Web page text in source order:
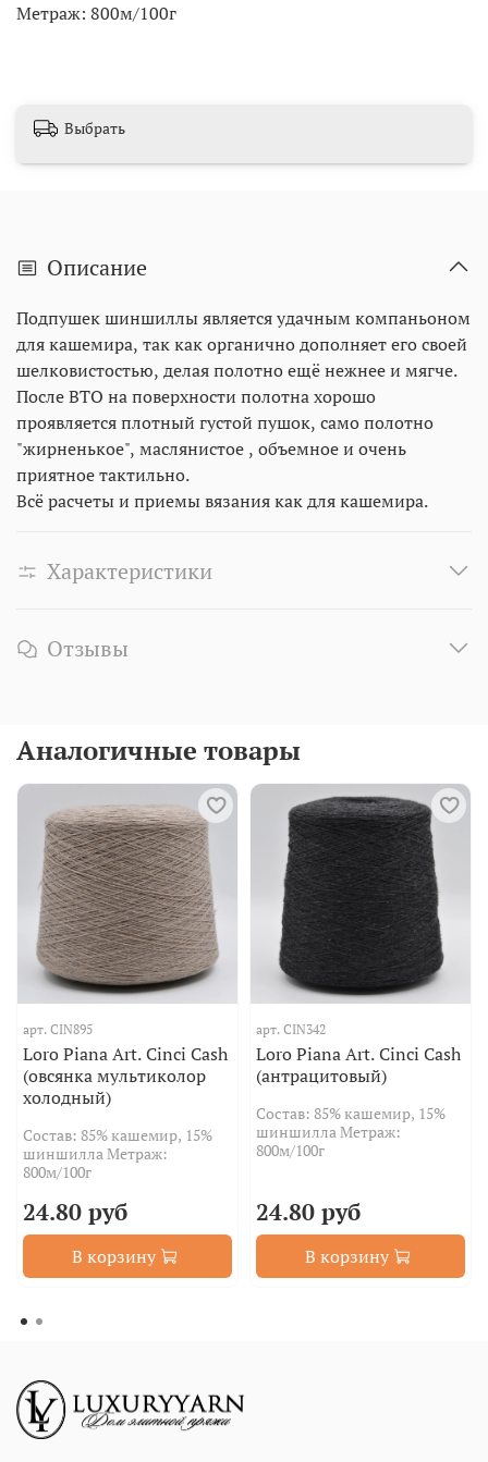
Метраж: 800м/100г
Выбрать
Описание
Подпушек шиншиллы является удачным компаньоном
для кашемира, так как органично дополняет его своей
шелковистостью, делая полотно ещё нежнее и мягче.
После ВТО на поверхности полотна хорошо
проявляется плотный густой пушок, само полотно
"жирненькое", маслянистое , объемное и очень
приятное тактильно.
Всё расчеты и приемы вязания как для кашемира.
Характеристики
Отзывы
Аналогичные товары
арт. CIN895
Loro Piana Art. Cinci Cash
(овсянка мультиколор
холодный)
Состав: 85% кашемир, 15%
шиншилла Метраж:
800м/100г
24.80 руб
В корзину
арт. CIN342
Loro Piana Art. Cinci Cash
(антрацитовый)
Состав: 85% кашемир, 15%
шиншилла Метраж:
800м/100г
24.80 руб
В корзину